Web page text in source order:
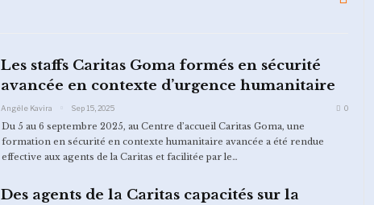
Les staffs Caritas Goma formés en sécurité
avancée en contexte d’urgence humanitaire
Angèle Kavira Sep 15, 2025 0
Du 5 au 6 septembre 2025, au Centre d’accueil Caritas Goma, une
formation en sécurité en contexte humanitaire avancée a été rendue
effective aux agents de la Caritas et facilitée par le…
Des agents de la Caritas capacités sur la